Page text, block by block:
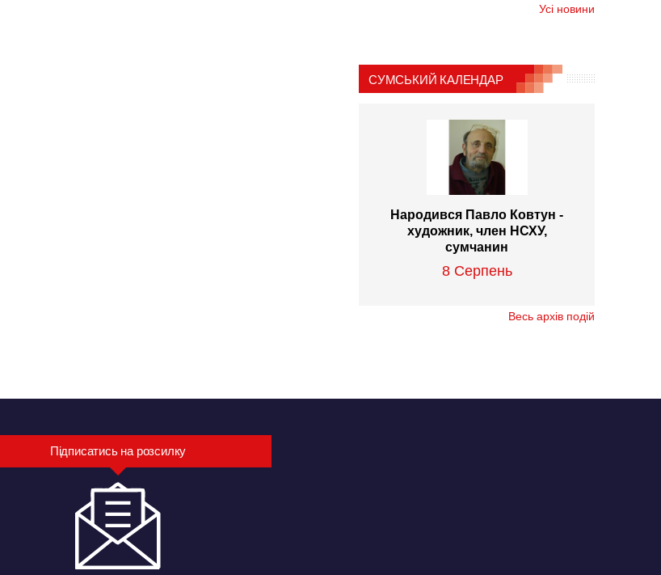
Усі новини
СУМСЬКИЙ КАЛЕНДАР
Народився Павло Ковтун -
художник, член НСХУ,
сумчанин
8 Серпень
Весь архів подій
Підписатись на розсилку